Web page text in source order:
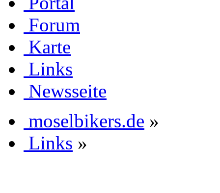
Forum
Karte
Links
Newsseite
moselbikers.de »
Links »